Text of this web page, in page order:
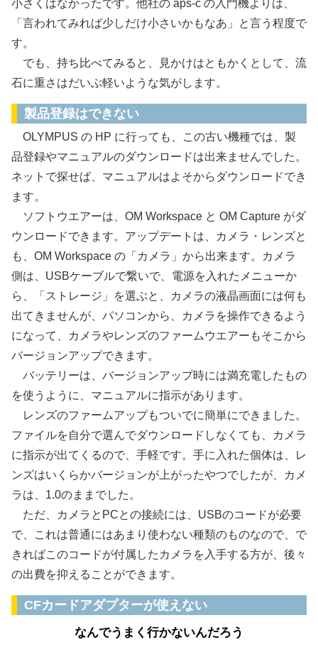
小さくはなかったです。他社の aps-c の入門機よりは、
「言われてみれば少しだけ小さいかもなあ」と言う程度で
す。
でも、持ち比べてみると、見かけはともかくとして、流
石に重さはだいぶ軽いような気がします。
製品登録はできない
OLYMPUS の HP に行っても、この古い機種では、製
品登録やマニュアルのダウンロードは出来ませんでした。
ネットで探せば、マニュアルはよそからダウンロードでき
ます。
ソフトウエアーは、OM Workspace と OM Capture がダ
ウンロードできます。アップデートは、カメラ・レンズと
も、OM Workspace の「カメラ」から出来ます。カメラ
側は、USBケーブルで繋いで、電源を入れたメニューか
ら、「ストレージ」を選ぶと、カメラの液晶画面には何も
出てきませんが、パソコンから、カメラを操作できるよう
になって、カメラやレンズのファームウエアーもそこから
バージョンアップできます。
バッテリーは、バージョンアップ時には満充電したもの
を使うように、マニュアルに指示があります。
レンズのファームアップもついでに簡単にできました。
ファイルを自分で選んでダウンロードしなくても、カメラ
に指示が出てくるので、手軽です。手に入れた個体は、レ
ンズはいくらかバージョンが上がったやつでしたが、カメ
ラは、1.0のままでした。
ただ、カメラとPCとの接続には、USBのコードが必要
で、これは普通にはあまり使わない種類のものなので、で
きればこのコードが付属したカメラを入手する方が、後々
の出費を抑えることができます。
CFカードアダプターが使えない
なんでうまく行かないんだろう